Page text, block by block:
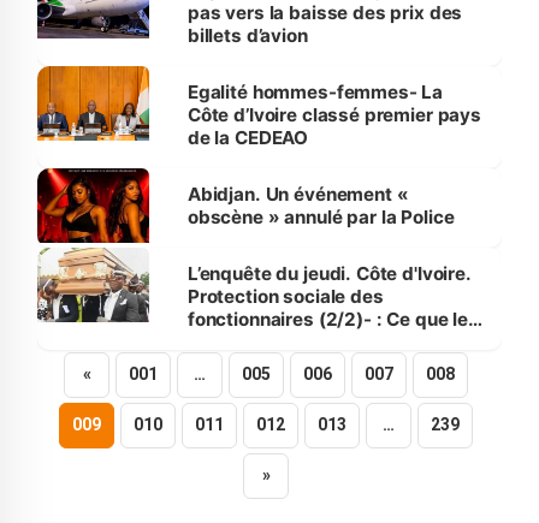
pas vers la baisse des prix des
billets d’avion
Egalité hommes-femmes- La
Côte d’Ivoire classé premier pays
de la CEDEAO
Abidjan. Un événement «
obscène » annulé par la Police
L’enquête du jeudi. Côte d'Ivoire.
Protection sociale des
fonctionnaires (2/2)- : Ce que les
« 001 … 005 006 007 008
009 010 011 012 013 … 239
»